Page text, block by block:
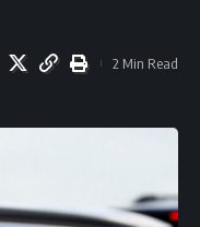
2 Min Read